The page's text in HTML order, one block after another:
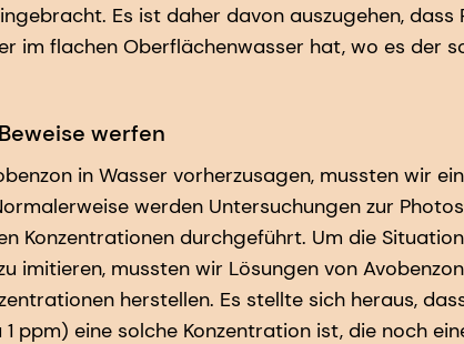
Es ist daher davon auszugehen, dass
im flachen Oberflächenwasser hat, wo es der
werfen
in Wasser vorherzusagen, mussten wir
werden Untersuchungen zur
Konzentrationen durchgeführt. Um die
imitieren, mussten wir Lösungen von
herstellen. Es stellte sich heraus,
ppm) eine solche Konzentration ist, die noch